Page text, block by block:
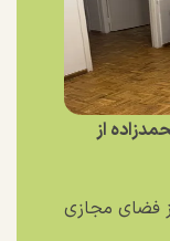
از
فضای مجازی